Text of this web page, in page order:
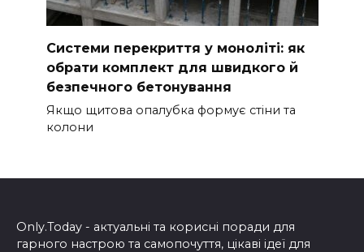
Системи перекриття у моноліті: як
обрати комплект для швидкого й
безпечного бетонування
Якщо щитова опалубка формує стіни та
колони
Only.Today - актуальні та корисні поради для
гарного настрою та самопочуття, цікаві ідеї для